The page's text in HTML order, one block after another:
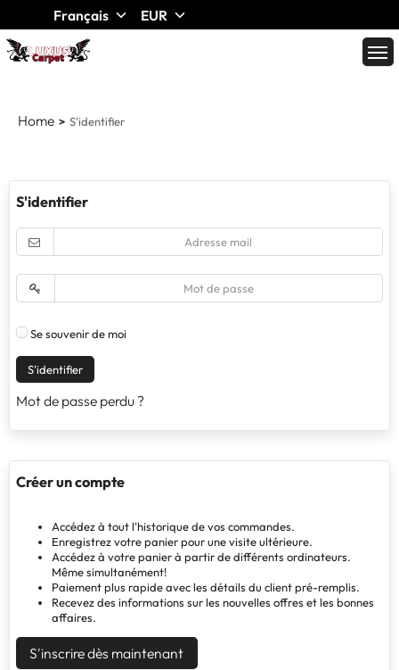
Français EUR
Home S'identifier
S'identifier
Se souvenir de moi
S'identifier
Mot de passe perdu ?
Créer un compte
Accédez à tout l'historique de vos commandes.
Enregistrez votre panier pour une visite ultérieure.
Accédez à votre panier à partir de différents ordinateurs.
Même simultanément!
Paiement plus rapide avec les détails du client pré-remplis.
Recevez des informations sur les nouvelles offres et les bonnes
affaires.
S'inscrire dès maintenant